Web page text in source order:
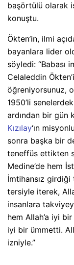
başörtülü olarak
konuştu.
Ökten’in, ilmi
bayanlara lider
söyledi: “Babası
Celaleddin
öğreniyorsunuz,
1950’li
ardından bir gün
Kızılay‘ın
sonra başka bir
teneffüs ettikten
Medine’de hem
İmtihansız
tersiyle iterek,
insanlara
hem Allah’a iyi
iyi bir ümmetti.
izniyle.”